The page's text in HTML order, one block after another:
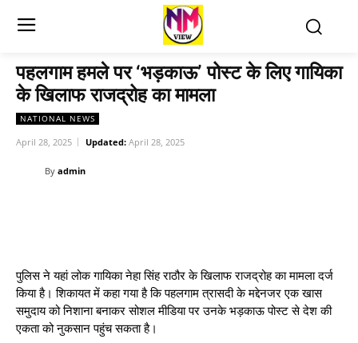
पहलगाम हमले पर ‘भड़काऊ’ पोस्ट के लिए गायिका
के खिलाफ राजद्रोह का मामला
NATIONAL NEWS
April 28, 2025 Updated: April 28, 2025
By admin
पुलिस ने यहां लोक गायिका नेहा सिंह राठौर के खिलाफ राजद्रोह का मामला दर्ज
किया है। शिकायत में कहा गया है कि पहलगाम त्रासदी के मद्देनजर एक खास
समुदाय को निशाना बनाकर सोशल मीडिया पर उनके भड़काऊ पोस्ट से देश की
एकता को नुकसान पहुंच सकता है।